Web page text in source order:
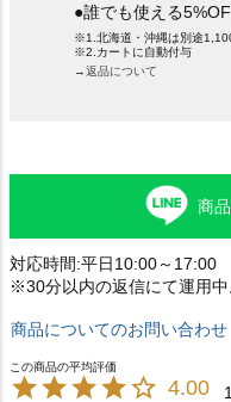
●誰でも使える
※1.北海道・沖縄は別途
※2.カートに自動付与
→返品について
商
対応時間:平日10:00～17:00
※30分以内の返信にて運用中
商品についてのお問い合わせ
4.00 1